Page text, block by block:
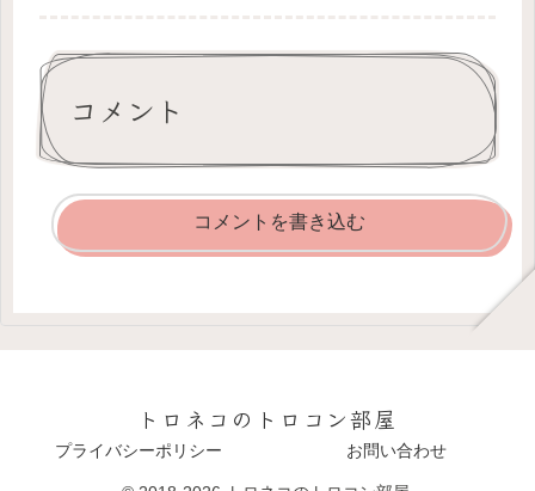
コメント
コメントを書き込む
トロネコのトロコン部屋
プライバシーポリシー お問い合わせ